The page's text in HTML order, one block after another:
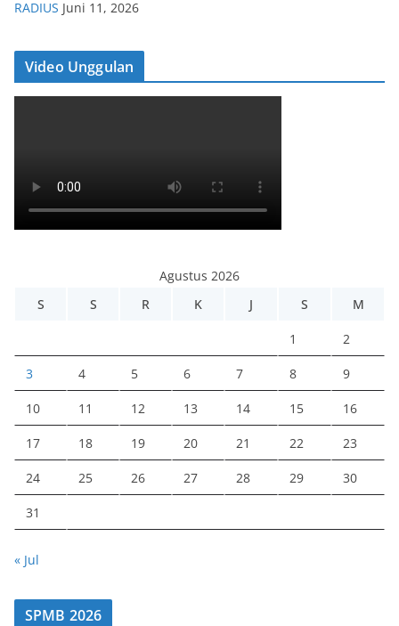
RADIUS Juni 11, 2026
Video Unggulan
Agustus 2026
S
S R K J S M
1 2
3 4 5 6 7 8 9
10 11 12 13 14 15 16
17 18 19 20 21 22 23
24 25 26 27 28 29 30
31
« Jul
SPMB 2026